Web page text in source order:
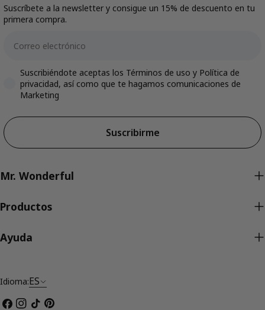
Suscríbete a la newsletter y consigue un 15% de descuento en tu
primera compra.
Accepts marketing
Suscribiéndote aceptas los Términos de uso y Política de
privacidad, así como que te hagamos comunicaciones de
Marketing
Suscribirme
Mr. Wonderful
Productos
Ayuda
Idioma:ES
Facebook
Instagram
Tik Pinterest